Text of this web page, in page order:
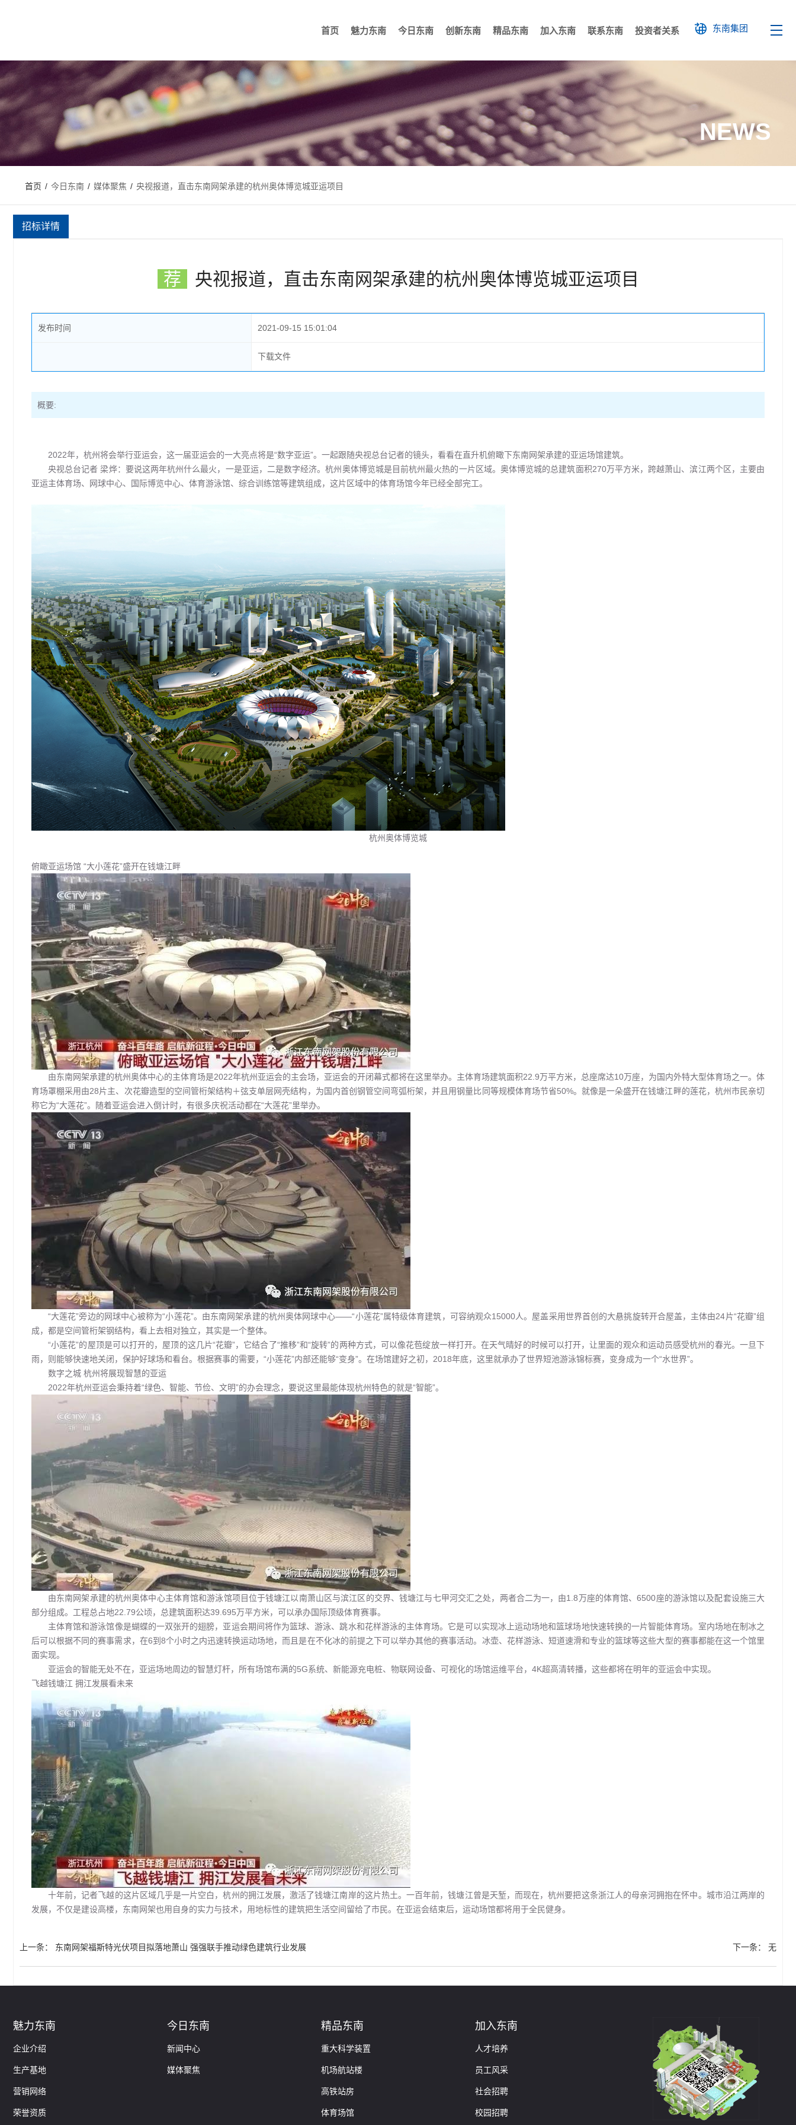
首页 魅力东南
公司概况 生产基地 营销网络 荣誉资质 企业文化
今日东南
新闻中心 媒体聚焦
创新东南
研发平台 创新团队 科研成果
精品东南
重大科学装置 机场航站楼 体育场馆 会议会展 文化展馆 工业建筑 国外工程 高层建筑
加入东南
人才培养 员工风采 社会招聘 校园招聘
联系东南
各地公司 廉洁举报
投资者关系 东南集团
NEWS
首页 / 今日东南 / 媒体聚焦 / 央视报道，直击东南网架承建的杭州奥体博览城亚运项目
招标详情
荐 央视报道，直击东南网架承建的杭州奥体博览城亚运项目
发布时间 2021-09-15 15:01:04
下载文件
概要:
2022年，杭州将会举行亚运会，这一届亚运会的一大亮点将是“数字亚运”。一起跟随央视总台记者的镜头，看看在直升机俯瞰下东南网架承建的亚运场馆建筑。
央视总台记者 梁烨：要说这两年杭州什么最火，一是亚运，二是数字经济。杭州奥体博览城是目前杭州最火热的一片区域。奥体博览城的总建筑面积270万平方米，跨越萧山、滨江两个区，主要由
亚运主体育场、网球中心、国际博览中心、体育游泳馆、综合训练馆等建筑组成，这片区域中的体育场馆今年已经全部完工。
杭州奥体博览城
俯瞰亚运场馆 “大小莲花”盛开在钱塘江畔
由东南网架承建的杭州奥体中心的主体育场是2022年杭州亚运会的主会场，亚运会的开闭幕式都将在这里举办。主体育场建筑面积22.9万平方米，总座席达10万座，为国内外特大型体育场之一。体
育场罩棚采用由28片主、次花瓣造型的空间管桁架结构＋弦支单层网壳结构，为国内首创钢管空间弯弧桁架，并且用钢量比同等规模体育场节省50%。就像是一朵盛开在钱塘江畔的莲花，杭州市民亲切
称它为“大莲花”。随着亚运会进入倒计时，有很多庆祝活动都在“大莲花”里举办。
“大莲花”旁边的网球中心被称为“小莲花”。由东南网架承建的杭州奥体网球中心——“小莲花”属特级体育建筑，可容纳观众15000人。屋盖采用世界首创的大悬挑旋转开合屋盖，主体由24片“花瓣”组
成，都是空间管桁架钢结构，看上去相对独立，其实是一个整体。
“小莲花”的屋顶是可以打开的，屋顶的这几片“花瓣”，它结合了“推移”和“旋转”的两种方式，可以像花苞绽放一样打开。在天气晴好的时候可以打开，让里面的观众和运动员感受杭州的春光。一旦下
雨，则能够快速地关闭，保护好球场和看台。根据赛事的需要，“小莲花”内部还能够“变身”。在场馆建好之初，2018年底，这里就承办了世界短池游泳锦标赛，变身成为一个“水世界”。
数字之城 杭州将展现智慧的亚运
2022年杭州亚运会秉持着“绿色、智能、节俭、文明”的办会理念，要说这里最能体现杭州特色的就是“智能”。
由东南网架承建的杭州奥体中心主体育馆和游泳馆项目位于钱塘江以南萧山区与滨江区的交界、钱塘江与七甲河交汇之处，两者合二为一，由1.8万座的体育馆、6500座的游泳馆以及配套设施三大
部分组成。工程总占地22.79公顷，总建筑面积达39.695万平方米，可以承办国际顶级体育赛事。
主体育馆和游泳馆像是蝴蝶的一双张开的翅膀，亚运会期间将作为篮球、游泳、跳水和花样游泳的主体育场。它是可以实现冰上运动场地和篮球场地快速转换的一片智能体育场。室内场地在制冰之
后可以根据不同的赛事需求，在6到8个小时之内迅速转换运动场地，而且是在不化冰的前提之下可以举办其他的赛事活动。冰壶、花样游泳、短道速滑和专业的篮球等这些大型的赛事都能在这一个馆里
面实现。
亚运会的智能无处不在，亚运场地周边的智慧灯杆，所有场馆布满的5G系统、新能源充电桩、物联网设备、可视化的场馆运维平台，4K超高清转播，这些都将在明年的亚运会中实现。
飞越钱塘江 拥江发展看未来
十年前，记者飞越的这片区域几乎是一片空白，杭州的拥江发展，激活了钱塘江南岸的这片热土。一百年前，钱塘江曾是天堑，而现在，杭州要把这条浙江人的母亲河拥抱在怀中。城市沿江两岸的
发展，不仅是建设高楼，东南网架也用自身的实力与技术，用地标性的建筑把生活空间留给了市民。在亚运会结束后，运动场馆都将用于全民健身。
上一条： 东南网架福斯特光伏项目拟落地萧山 强强联手推动绿色建筑行业发展 下一条： 无
魅力东南
企业介绍
生产基地
营销网络
荣誉资质
今日东南
新闻中心
媒体聚焦
精品东南
重大科学装置
机场航站楼
高铁站房
体育场馆
加入东南
人才培养
员工风采
社会招聘
校园招聘